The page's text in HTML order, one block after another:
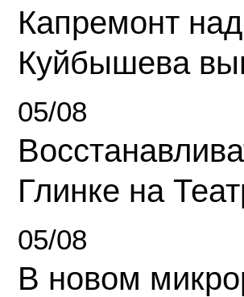
Капремонт
Куйбышева
05/08
Глинке на
05/08
В новом